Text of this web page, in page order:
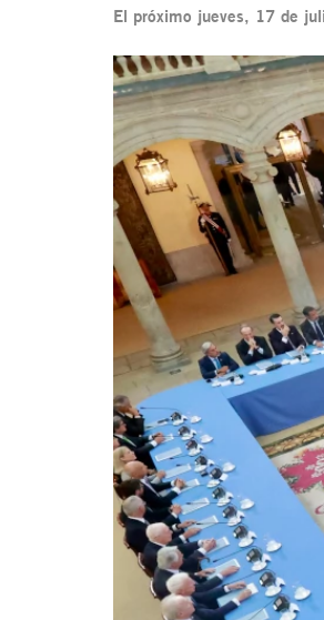
El próximo jueves, 17 de